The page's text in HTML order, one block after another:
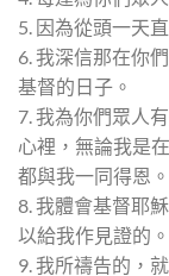
5. 因為從頭一天
6. 我深信那在你
基督的日子。
7. 我為你們眾人
心裡，無論我是
都與我一同得恩。
8. 我體會基督耶
以給我作見證的。
9. 我所禱告的，